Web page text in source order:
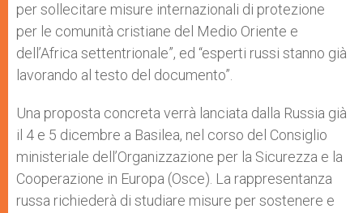
per sollecitare misure internazionali di protezione
per le comunità cristiane del Medio Oriente e
dell’Africa settentrionale”, ed “esperti russi stanno già
lavorando al testo del documento”.
Una proposta concreta verrà lanciata dalla Russia già
il 4 e 5 dicembre a Basilea, nel corso del Consiglio
ministeriale dell’Organizzazione per la Sicurezza e la
Cooperazione in Europa (Osce). La rappresentanza
russa richiederà di studiare misure per sostenere e